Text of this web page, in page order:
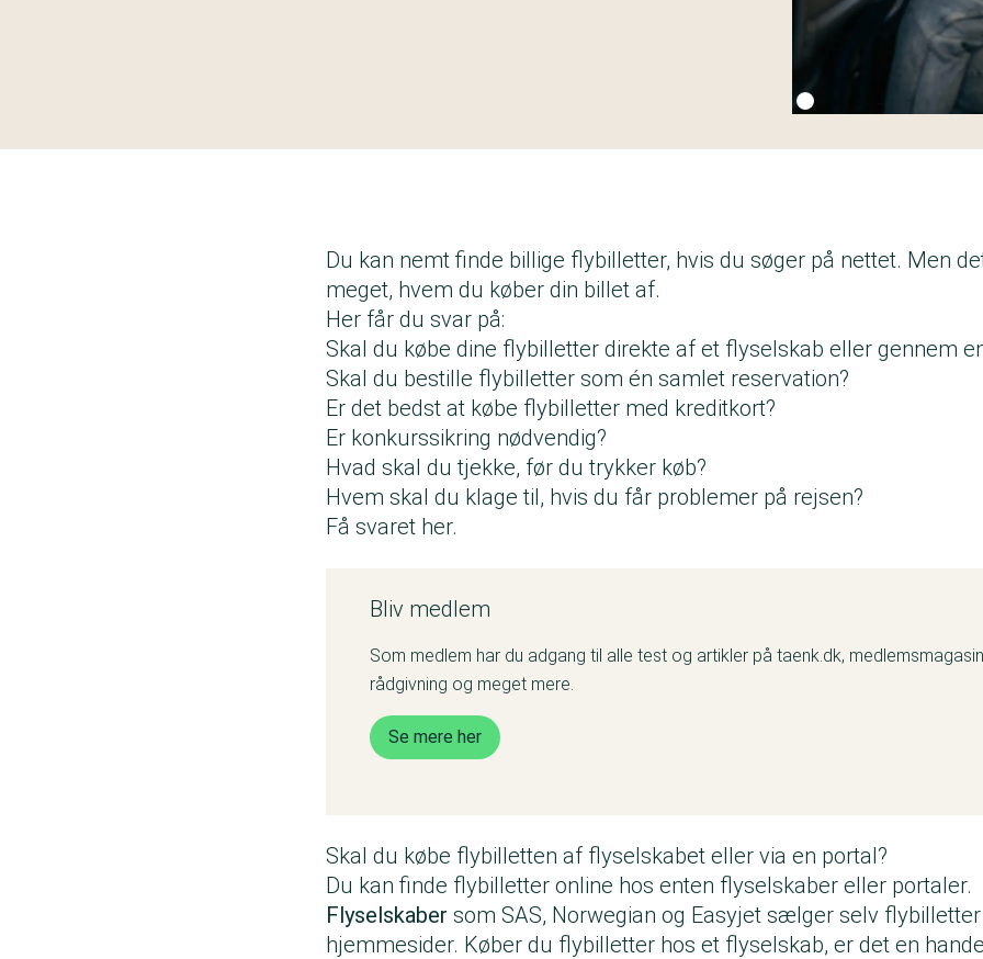
Du kan nemt finde billige flybilletter, hvis du søger på nettet. Men
meget, hvem du køber din billet af.
Her får du svar på:
Skal du købe dine flybilletter direkte af et flyselskab eller gennem
Skal du bestille flybilletter som én samlet reservation?
Er det bedst at købe flybilletter med kreditkort?
Er konkurssikring nødvendig?
Hvad skal du tjekke, før du trykker køb?
Hvem skal du klage til, hvis du får problemer på rejsen?
Få svaret her.
Bliv medlem
Som medlem har du adgang til alle test og artikler på taenk.dk,
rådgivning og meget mere.
Se mere her
Skal du købe flybilletten af flyselskabet eller via en portal?
Du kan finde flybilletter online hos enten flyselskaber eller portaler.
Flyselskaber som SAS, Norwegian og Easyjet sælger selv
hjemmesider. Køber du flybilletter hos et flyselskab, er det en